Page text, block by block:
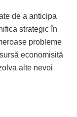
de a anticipa
strategic în
probleme
economisită
alte nevoi